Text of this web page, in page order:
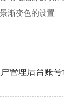
渐变色的设置
使用独立域名
户管理后台账